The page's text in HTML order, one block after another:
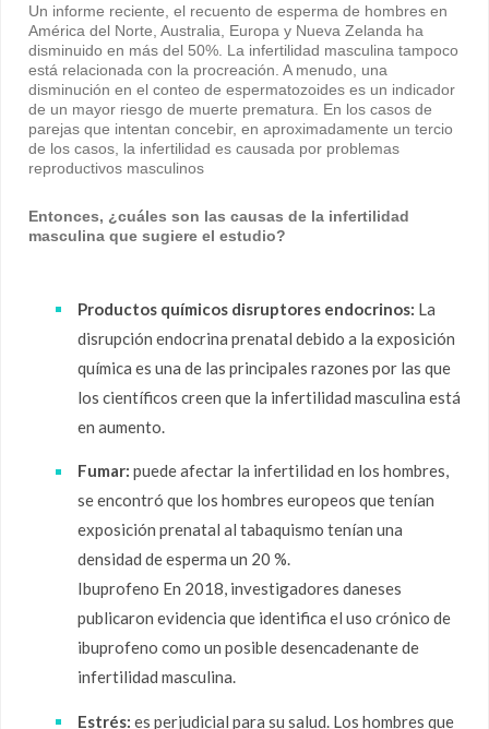
Un informe reciente, el recuento de esperma de hombres en
América del Norte, Australia, Europa y Nueva Zelanda ha
disminuido en más del 50%. La infertilidad masculina tampoco
está relacionada con la procreación. A menudo, una
disminución en el conteo de espermatozoides es un indicador
de un mayor riesgo de muerte prematura. En los casos de
parejas que intentan concebir, en aproximadamente un tercio
de los casos, la infertilidad es causada por problemas
reproductivos masculinos
Entonces, ¿cuáles son las causas de la infertilidad
masculina que sugiere el estudio?
Productos químicos disruptores endocrinos: La
disrupción endocrina prenatal debido a la exposición
química es una de las principales razones por las que
los científicos creen que la infertilidad masculina está
en aumento.
Fumar: puede afectar la infertilidad en los hombres,
se encontró que los hombres europeos que tenían
exposición prenatal al tabaquismo tenían una
densidad de esperma un 20 %.
Ibuprofeno En 2018, investigadores daneses
publicaron evidencia que identifica el uso crónico de
ibuprofeno como un posible desencadenante de
infertilidad masculina.
Estrés: es perjudicial para su salud. Los hombres que